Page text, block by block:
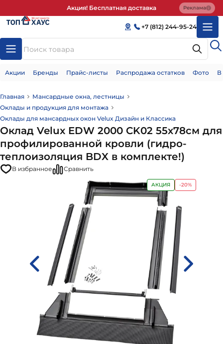
Акция! Бесплатная доставка Реклама
+7 (812) 244-95-24
Акции Бренды Прайс-листы Распродажа остатков Фото
Главная
Мансардные окна, лестницы
Оклады и продукция для монтажа
Оклады для мансардных окон Velux Дизайн и Классика
Оклад Velux EDW 2000 CK02 55х78см для
профилированной кровли (гидро-
теплоизоляция BDX в комплекте!)
В избранное Сравнить
АКЦИЯ -20%